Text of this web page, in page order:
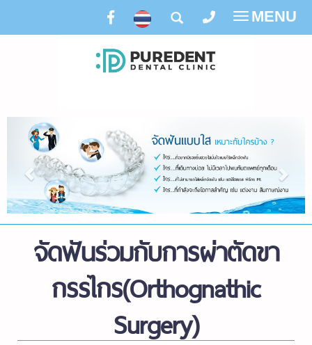
Toggle
MENU
จัดฟันร่วมกับการผ่าตัดขา
กรรไกร(Orthognathic
Surgery)